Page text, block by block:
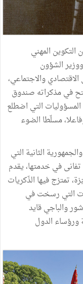
المهني
الشؤون
والاجتماعي،
في مذكراته صندوق
التي اضطلع
مسلّطا الضوء
الثانية التي
في خدمتها، يقدم
تمتزج فيها الذّكريات
التي رسخت في
والباجي قايد
ورؤساء الدول